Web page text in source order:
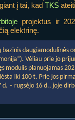
į tai, kad TKS
projektus ir
elektrinę.
daugiamodulinės
Vėliau prie jo
modulis planuojamas
iki 100 t. Prie jos
– rugsėjo 16 d., joje